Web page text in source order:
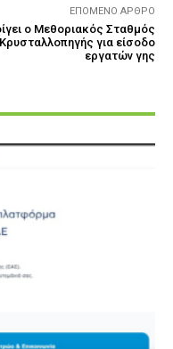
ΕΠΌΜΕΝΟ ΆΡΘΡΟ
ο Μεθοριακός Σταθμός
Κρυσταλλοπηγής για είσοδο
εργατών γης